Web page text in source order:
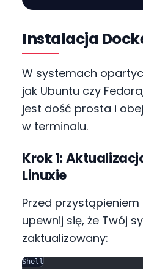
Instalacja
W systemach
jak Ubuntu czy
jest dość prosta i
w terminalu.
Krok 1:
Linuxie
Przed
upewnij się, że Twój
zaktualizowany:
Shell